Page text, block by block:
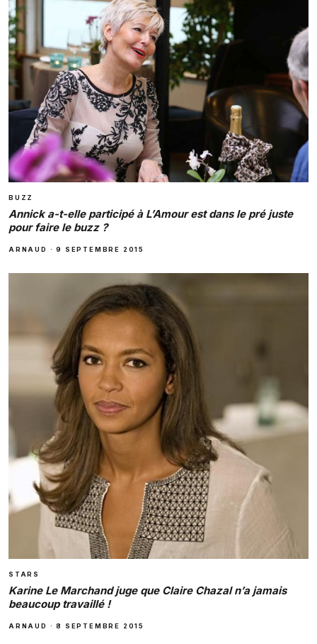
BUZZ
Annick a-t-elle participé à L’Amour est dans le pré juste
pour faire le buzz ?
ARNAUD ·9 SEPTEMBRE 2015
STARS
Karine Le Marchand juge que Claire Chazal n’a jamais
beaucoup travaillé !
ARNAUD ·8 SEPTEMBRE 2015